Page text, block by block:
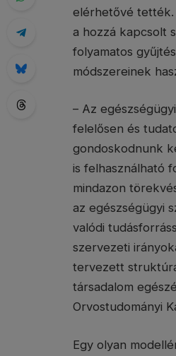
elérhetővé tették.
a hozzá kapcsolt
folyamatos
módszereinek
– Az
felelősen és
gondoskodnunk
is felhasználható
mindazon
az egészségügyi
valódi
szervezeti
tervezett
társadalom
Orvostudományi
Egy olyan